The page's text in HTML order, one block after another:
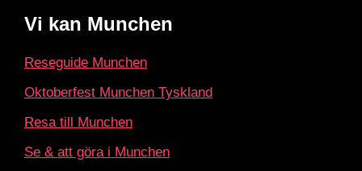
Vi kan Munchen
Reseguide Munchen
Oktoberfest Munchen Tyskland
Resa till Munchen
Se & att göra i Munchen